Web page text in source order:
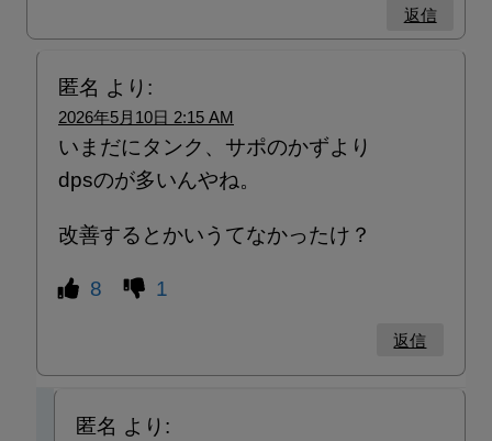
返信
匿名 より:
2026年5月10日 2:15 AM
いまだにタンク、サポのかずより
dpsのが多いんやね。
改善するとかいうてなかったけ？
8 1
返信
匿名 より: